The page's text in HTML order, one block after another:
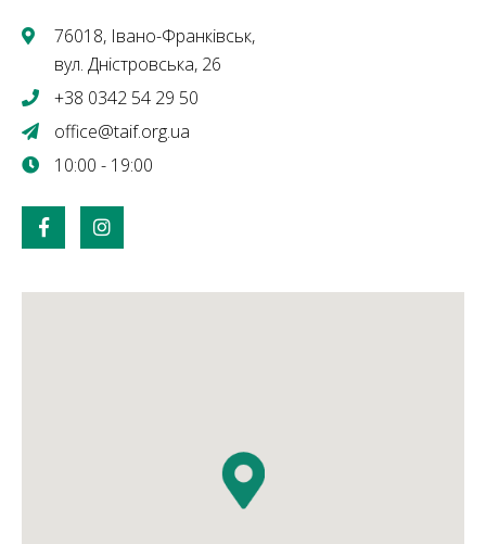
76018, Івано-Франківськ,
вул. Дністровська, 26
+38 0342 54 29 50
office@taif.org.ua
10:00 - 19:00